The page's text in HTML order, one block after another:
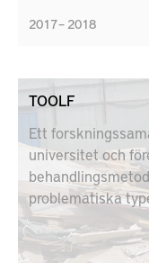
2017 – 2018
TOOLF
Ett
universitet och
problematiska